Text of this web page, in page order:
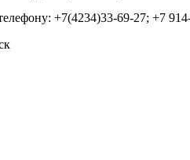
+7(4234)33-69-27; +7